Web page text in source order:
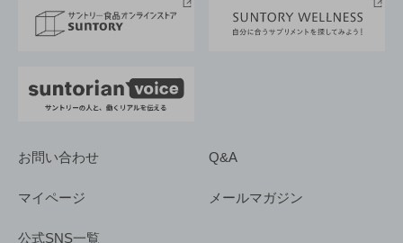
採用情報
お問い合わせ Q&A
マイページ メールマガジン
公式SNS一覧